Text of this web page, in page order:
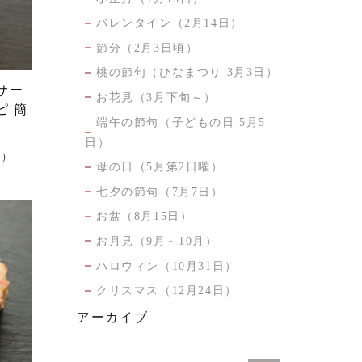
ー
簡
バレンタイン（2月14日）
節分（2月3日頃）
桃の節句（ひなまつり 3月3日）
お花見（3月下旬～）
端午の節句（子どもの日 5月5
日）
母の日（5月第2日曜）
七夕の節句（7月7日）
お盆（8月15日）
お月見（9月～10月）
ハロウィン（10月31日）
クリスマス（12月24日）
アーカイブ